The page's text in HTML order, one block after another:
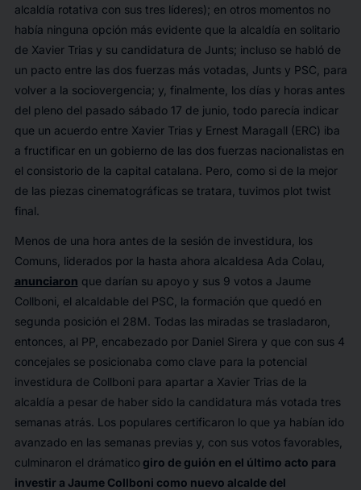
alcaldía rotativa con sus tres líderes); en otros momentos no
había ninguna opción más evidente que la alcaldía en solitario
de Xavier Trias y su candidatura de Junts; incluso se habló de
un pacto entre las dos fuerzas más votadas, Junts y PSC, para
volver a la sociovergencia; y, finalmente, los días y horas antes
del pleno del pasado sábado 17 de junio, todo parecía indicar
que un acuerdo entre Xavier Trias y Ernest Maragall (ERC) iba
a fructificar en un gobierno de las dos fuerzas nacionalistas en
el consistorio de la capital catalana. Pero, como si de la mejor
de las piezas cinematográficas se tratara, tuvimos plot twist
final.
Menos de una hora antes de la sesión de investidura, los
Comuns, liderados por la hasta ahora alcaldesa Ada Colau,
anunciaron que darían su apoyo y sus 9 votos a Jaume
Collboni, el alcaldable del PSC, la formación que quedó en
segunda posición el 28M. Todas las miradas se trasladaron,
entonces, al PP, encabezado por Daniel Sirera y que con sus 4
concejales se posicionaba como clave para la potencial
investidura de Collboni para apartar a Xavier Trias de la
alcaldía a pesar de haber sido la candidatura más votada tres
semanas atrás. Los populares certificaron lo que ya habían ido
avanzado en las semanas previas y, con sus votos favorables,
culminaron el drámaticogiro de guión en el último acto para
investir a Jaume Collboni como nuevo alcalde del